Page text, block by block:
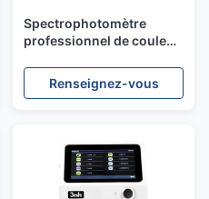
Spectrophotomètre
professionnel de couleur
spectrophotomètre du
fournisseur YD5010 Silk
Renseignez-vous